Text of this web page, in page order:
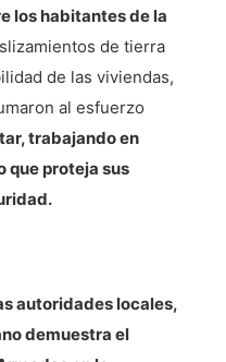
los habitantes de la
de tierra
de las viviendas,
al esfuerzo
trabajando en
que proteja sus
autoridades locales,
demuestra el